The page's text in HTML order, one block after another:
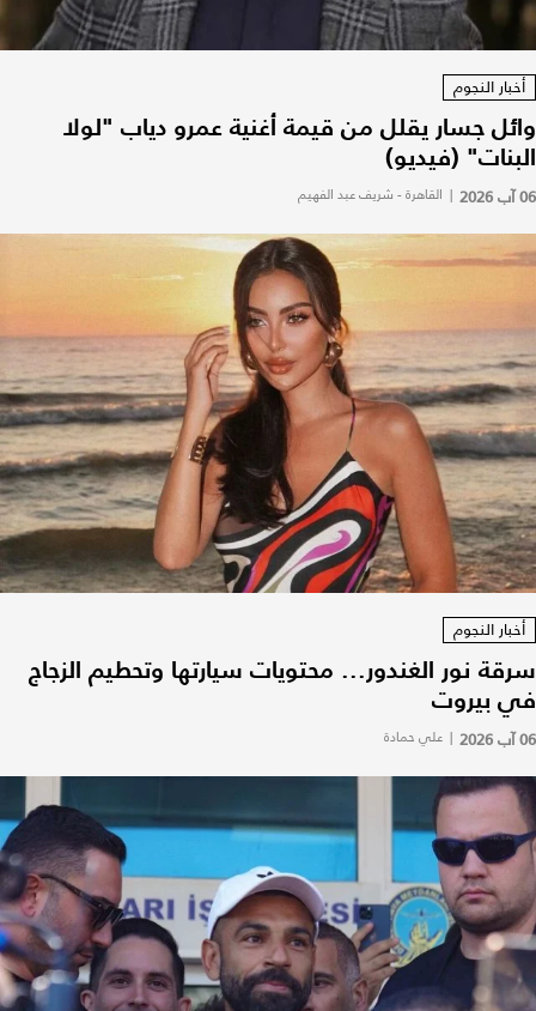
أخبار النجوم
وائل جسار يقلل من قيمة أغنية عمرو دياب "لولا
البنات" (فيديو)
06 آب 2026 | القاهرة - شريف عبد الفهيم
أخبار النجوم
سرقة نور الغندور... محتويات سيارتها وتحطيم الزجاج
في بيروت
06 آب 2026 | علي حمادة